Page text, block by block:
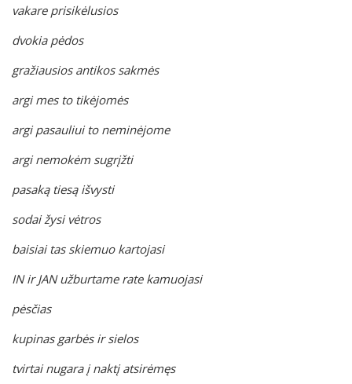
vakare prisikėlusios
dvokia pėdos
gražiausios antikos sakmės
argi mes to tikėjomės
argi pasauliui to neminėjome
argi nemokėm sugrįžti
pasaką tiesą išvysti
sodai žysi vėtros
baisiai tas skiemuo kartojasi
IN ir JAN užburtame rate kamuojasi
pėsčias
kupinas garbės ir sielos
tvirtai nugara į naktį atsirėmęs